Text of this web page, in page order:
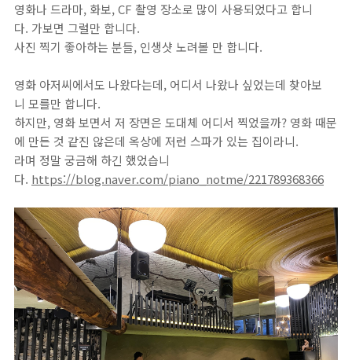
영화나 드라마, 화보, CF 촬영 장소로 많이 사용되었다고 합니
다. 가보면 그럴만 합니다.
사진 찍기 좋아하는 분들, 인생샷 노려볼 만 합니다.
영화 아저씨에서도 나왔다는데, 어디서 나왔나 싶었는데 찾아보
니 모를만 합니다.
하지만, 영화 보면서 저 장면은 도대체 어디서 찍었을까? 영화 때문
에 만든 것 같진 않은데 옥상에 저런 스파가 있는 집이라니.
라며 정말 궁금해 하긴 했었습니
다. https://blog.naver.com/piano_notme/221789368366